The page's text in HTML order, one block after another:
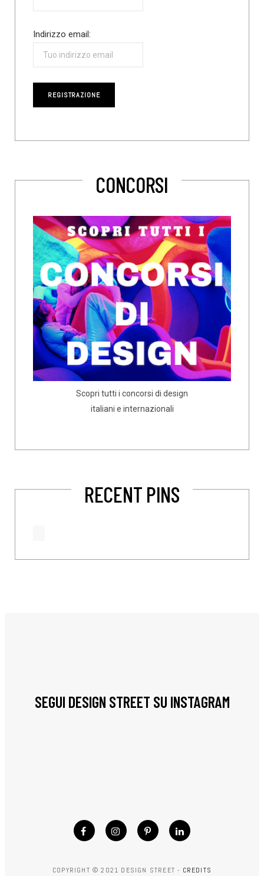
Indirizzo email:
CONCORSI
Scopri tutti i concorsi di design
italiani e internazionali
RECENT PINS
SEGUI DESIGN STREET SU INSTAGRAM
COPYRIGHT © 2021 DESIGN STREET - CREDITS